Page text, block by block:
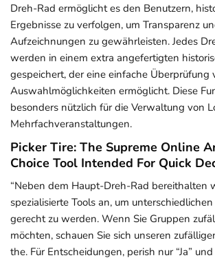
Dreh-Rad ermöglicht es den Benutzern,
Ergebnisse zu verfolgen, um Transparenz
Aufzeichnungen zu gewährleisten. Jedes
werden in einem extra angefertigten
gespeichert, der eine einfache Überprüfung
Auswahlmöglichkeiten ermöglicht. Diese
besonders nützlich für die Verwaltung von
Mehrfachveranstaltungen.
Picker Tire: The Supreme Online
Choice Tool Intended For Quick
“Neben dem Haupt-Dreh-Rad bereithalten
spezialisierte Tools an, um
gerecht zu werden. Wenn Sie Gruppen
möchten, schauen Sie sich unseren
the. Für Entscheidungen, perish nur “Ja”